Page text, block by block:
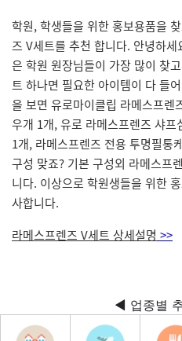
학원, 학생들을 위한 홍보용품을
즈 V세트를 추천 합니다. 안녕하
은 학원 원장님들이 가장 많이 찾
트 하나면 필요한 아이템이 다 들
을 보면 유로마이클립 라메스프렌
우개 1개, 유로 라메스프렌즈 샤
1개, 라메스프렌즈 전용 투명필통
구성 맞죠? 기본 구성외 라메스프
니다. 이상으로 학원생들을 위한
사합니다.
라메스프렌즈 V세트 상세설명 >>
◀ 업종별